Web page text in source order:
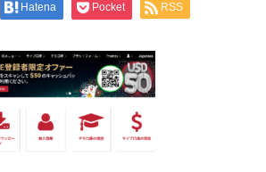
Hatena Pocket RSS